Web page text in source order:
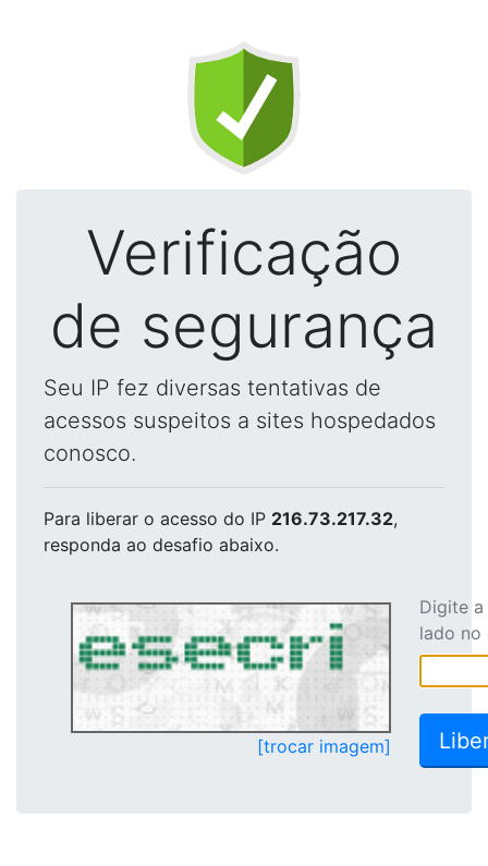
Verificação
de segurança
Seu IP fez diversas tentativas de
acessos suspeitos a sites hospedados
conosco.
Para liberar o acesso do IP 216.73.217.32,
responda ao desafio abaixo.
[trocar imagem]
Digite
lado no